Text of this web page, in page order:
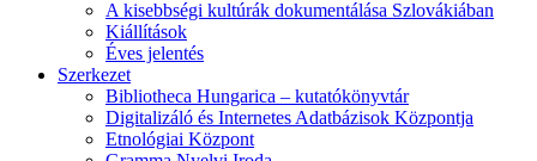
A kisebbségi kultúrák dokumentálása Szlovákiában
Kiállítások
Éves jelentés
Szerkezet
Bibliotheca Hungarica – kutatókönyvtár
Digitalizáló és Internetes Adatbázisok Központja
Etnológiai Központ